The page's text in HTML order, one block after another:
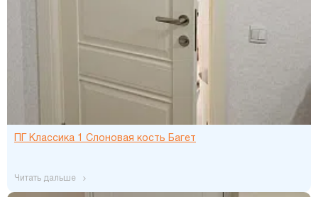
ПГ Классика 1 Слоновая кость Багет
читать дальше